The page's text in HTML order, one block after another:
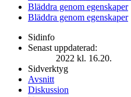
Bläddra genom egenskaper
Bläddra genom egenskaper
Sidinfo
Senast uppdaterad:
2022 kl. 16.20.
Sidverktyg
Avsnitt
Diskussion